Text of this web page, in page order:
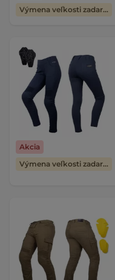
Výmena veľkosti zadarmo
Akcia
Výmena veľkosti zadarmo